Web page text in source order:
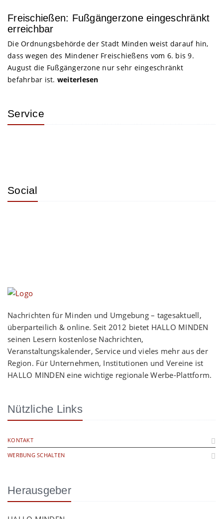
Freischießen: Fußgängerzone eingeschränkt
erreichbar
Die Ordnungsbehörde der Stadt Minden weist darauf hin,
dass wegen des Mindener Freischießens vom 6. bis 9.
August die Fußgängerzone nur sehr eingeschränkt
befahrbar ist. weiterlesen
Service
Social
Nachrichten für Minden und Umgebung – tagesaktuell,
überparteilich & online. Seit 2012 bietet HALLO MINDEN
seinen Lesern kostenlose Nachrichten,
Veranstaltungskalender, Service und vieles mehr aus der
Region. Für Unternehmen, Institutionen und Vereine ist
HALLO MINDEN eine wichtige regionale Werbe-Plattform.
Nützliche Links
KONTAKT
WERBUNG SCHALTEN
Herausgeber